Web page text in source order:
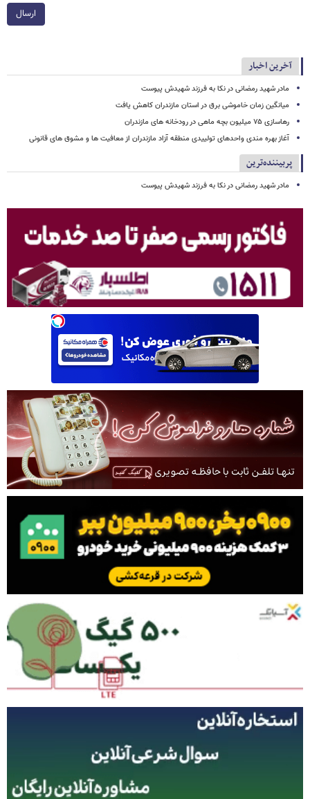
ارسال
آخرین اخبار
مادر شهید رمضانی در نکا به فرزند شهیدش پیوست
میانگین زمان خاموشی برق در استان مازندران کاهش یافت
رهاسازی ۷۵ میلیون بچه ماهی در رودخانه های مازندران
آغاز بهره مندی واحدهای تولییدی منطقه آزاد مازندران از معافیت ها و مشوق های قانونی
پربیننده‌ترین
مادر شهید رمضانی در نکا به فرزند شهیدش پیوست